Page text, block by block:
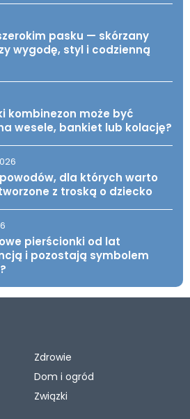
pasku — skórzany
wygodę, styl i codzienną
kombinezon może być
wesele, bankiet lub kolację?
dla których warto
z troską o dziecko
pierścionki od lat
i pozostają symbolem
Zdrowie
Dom i ogród
Związki